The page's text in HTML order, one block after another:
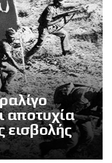
αποτυχία
εισβολής